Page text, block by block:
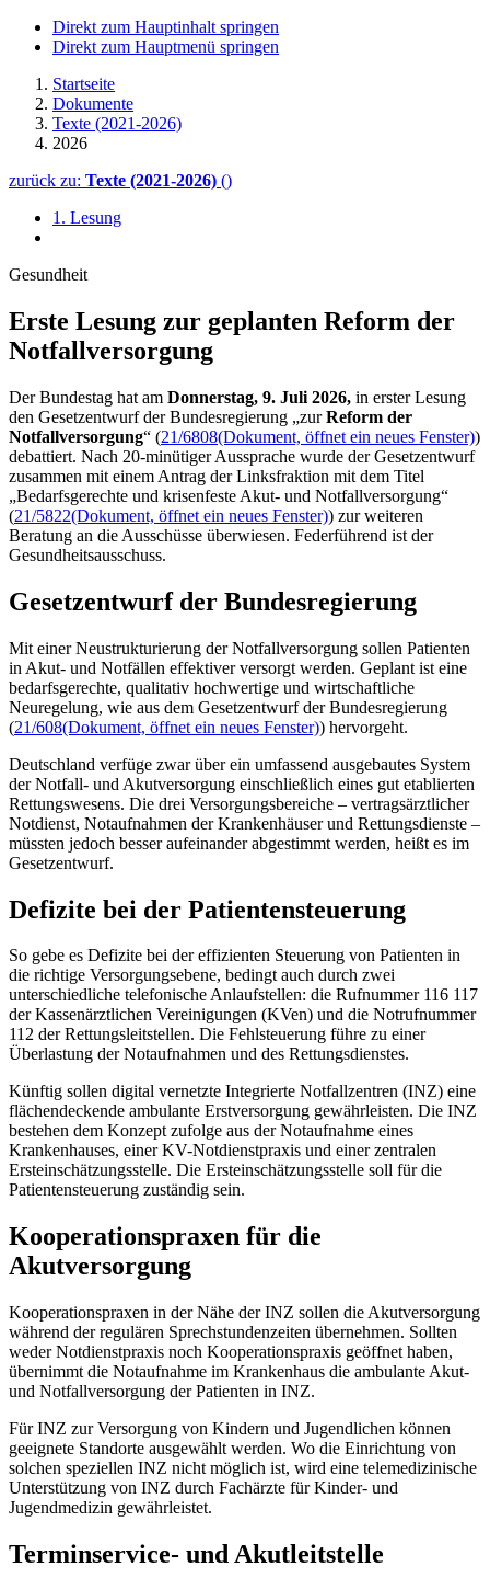
Direkt zum Hauptinhalt springen
Direkt zum Hauptmenü springen
Startseite
Dokumente
Texte (2021-2026)
2026
zurück zu: Texte (2021-2026) ()
1. Lesung
Gesundheit
Erste Lesung zur geplanten Reform der
Notfallversorgung
Der Bundestag hat am Donnerstag, 9. Juli 2026, in erster Lesung
den Gesetzentwurf der Bundesregierung „zurReform der
Notfallversorgung“ (21/6808(Dokument, öffnet ein neues Fenster))
debattiert. Nach 20-minütiger Aussprache wurde der Gesetzentwurf
zusammen mit einem Antrag der Linksfraktion mit dem Titel
„Bedarfsgerechte und krisenfeste Akut- und Notfallversorgung“
(21/5822(Dokument, öffnet ein neues Fenster)) zur weiteren
Beratung an die Ausschüsse überwiesen. Federführend ist der
Gesundheitsausschuss.
Gesetzentwurf der Bundesregierung
Mit einer Neustrukturierung der Notfallversorgung sollen Patienten
in Akut- und Notfällen effektiver versorgt werden. Geplant ist eine
bedarfsgerechte, qualitativ hochwertige und wirtschaftliche
Neuregelung, wie aus dem Gesetzentwurf der Bundesregierung
(21/608(Dokument, öffnet ein neues Fenster)) hervorgeht.
Deutschland verfüge zwar über ein umfassend ausgebautes System
der Notfall- und Akutversorgung einschließlich eines gut etablierten
Rettungswesens. Die drei Versorgungsbereiche – vertragsärztlicher
Notdienst, Notaufnahmen der Krankenhäuser und Rettungsdienste –
müssten jedoch besser aufeinander abgestimmt werden, heißt es im
Gesetzentwurf.
Defizite bei der Patientensteuerung
So gebe es Defizite bei der effizienten Steuerung von Patienten in
die richtige Versorgungsebene, bedingt auch durch zwei
unterschiedliche telefonische Anlaufstellen: die Rufnummer 116 117
der Kassenärztlichen Vereinigungen (KVen) und die Notrufnummer
112 der Rettungsleitstellen. Die Fehlsteuerung führe zu einer
Überlastung der Notaufnahmen und des Rettungsdienstes.
Künftig sollen digital vernetzte Integrierte Notfallzentren (INZ) eine
flächendeckende ambulante Erstversorgung gewährleisten. Die INZ
bestehen dem Konzept zufolge aus der Notaufnahme eines
Krankenhauses, einer KV-Notdienstpraxis und einer zentralen
Ersteinschätzungsstelle. Die Ersteinschätzungsstelle soll für die
Patientensteuerung zuständig sein.
Kooperationspraxen für die
Akutversorgung
Kooperationspraxen in der Nähe der INZ sollen die Akutversorgung
während der regulären Sprechstundenzeiten übernehmen. Sollten
weder Notdienstpraxis noch Kooperationspraxis geöffnet haben,
übernimmt die Notaufnahme im Krankenhaus die ambulante Akut-
und Notfallversorgung der Patienten in INZ.
Für INZ zur Versorgung von Kindern und Jugendlichen können
geeignete Standorte ausgewählt werden. Wo die Einrichtung von
solchen speziellen INZ nicht möglich ist, wird eine telemedizinische
Unterstützung von INZ durch Fachärzte für Kinder- und
Jugendmedizin gewährleistet.
Terminservice- und Akutleitstelle